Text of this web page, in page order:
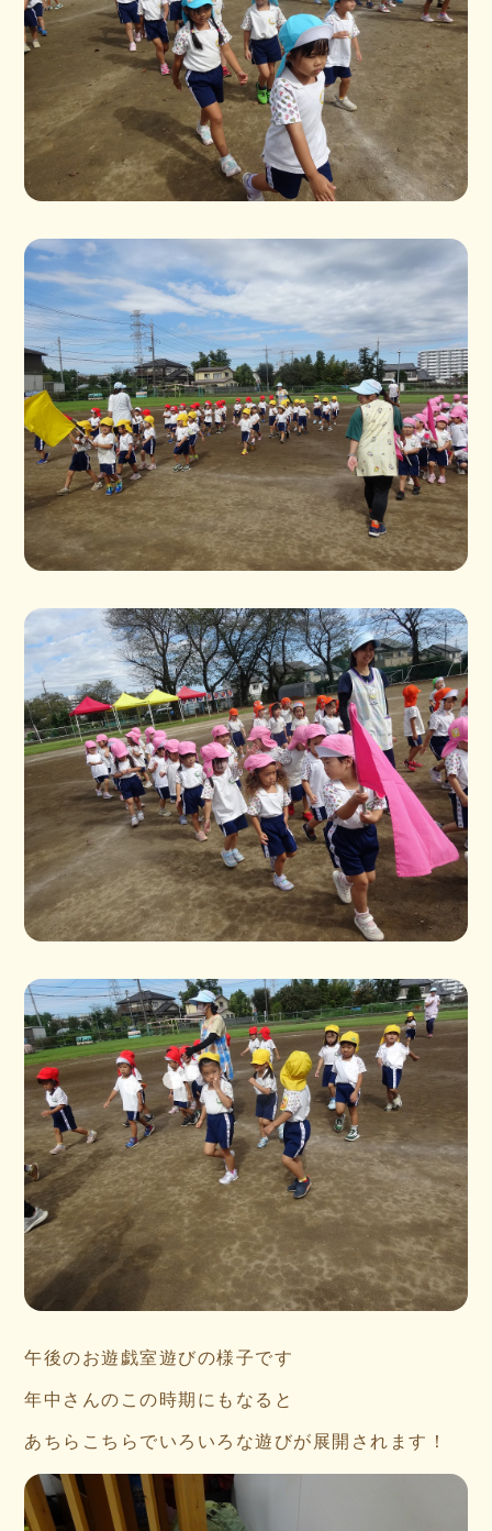
午後のお遊戯室遊びの様子です
年中さんのこの時期にもなると
あちらこちらでいろいろな遊びが展開されます！